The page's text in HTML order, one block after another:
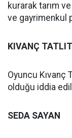
kurarak tarım ve
ve gayrimenkul
KIVANÇ
Oyuncu Kıvanç
olduğu iddia
SEDA SAYAN